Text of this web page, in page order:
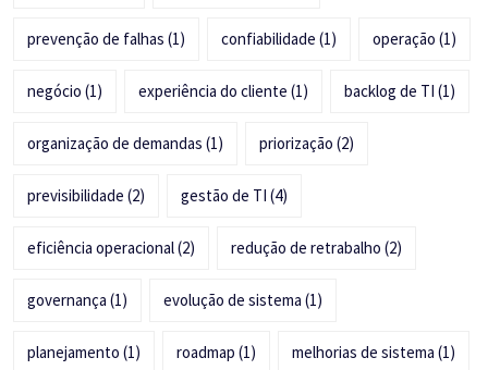
prevenção de falhas (1) confiabilidade (1) operação (1)
negócio (1) experiência do cliente (1) backlog de TI (1)
organização de demandas (1) priorização (2)
previsibilidade (2) gestão de TI (4)
eficiência operacional(2) redução de retrabalho (2)
governança (1) evolução de sistema (1)
planejamento (1) roadmap (1) melhorias de sistema (1)